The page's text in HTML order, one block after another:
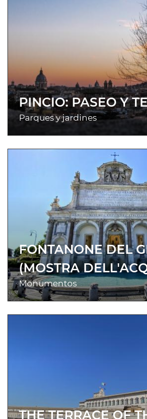
PINCIO: PASEO Y
Parques y jardines
FONTANONE DEL
(MOSTRA
Monumentos
THE TERRACE OF